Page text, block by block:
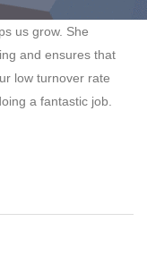
us grow. She
and ensures that
low turnover rate
a fantastic job.